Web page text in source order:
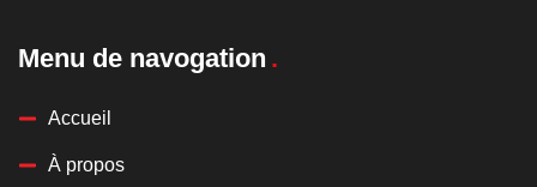
Menu de navogation
Accueil
À propos